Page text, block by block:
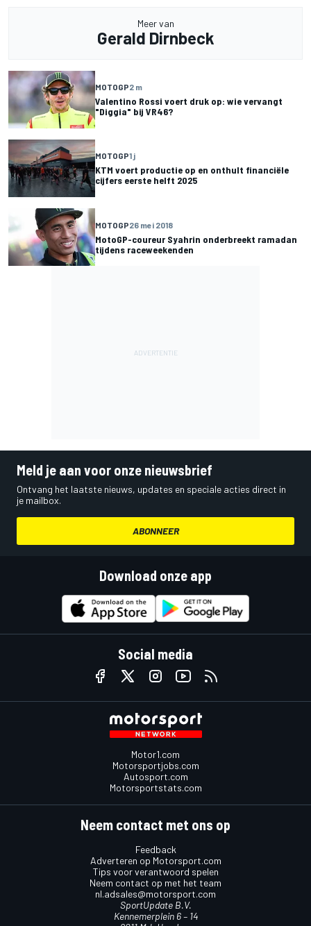
Meer van
Gerald Dirnbeck
MOTOGP2 m
Valentino Rossi voert druk op: wie vervangt
"Diggia" bij VR46?
MOTOGP1 j
KTM voert productie op en onthult financiële
cijfers eerste helft 2025
MOTOGP26 mei 2018
MotoGP-coureur Syahrin onderbreekt ramadan
tijdens raceweekenden
Meld je aan voor onze nieuwsbrief
Ontvang het laatste nieuws, updates en speciale acties direct in
je mailbox.
ABONNEER
Download onze app
Social media
Motor1.com
Motorsportjobs.com
Autosport.com
Motorsportstats.com
Neem contact met ons op
Feedback
Adverteren op Motorsport.com
Tips voor verantwoord spelen
Neem contact op met het team
nl.adsales@motorsport.com
SportUpdate B.V.
Kennemerplein 6 – 14